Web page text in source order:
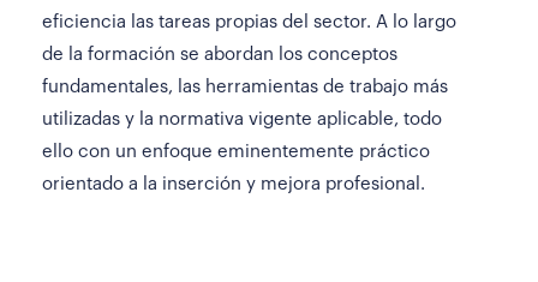
eficiencia las tareas propias del sector. A lo largo
de la formación se abordan los conceptos
fundamentales, las herramientas de trabajo más
utilizadas y la normativa vigente aplicable, todo
ello con un enfoque eminentemente práctico
orientado a la inserción y mejora profesional.